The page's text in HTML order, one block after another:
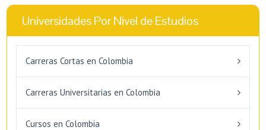
Universidades Por Nivel de Estudios
Carreras Cortas en Colombia
Carreras Universitarias en Colombia
Cursos en Colombia